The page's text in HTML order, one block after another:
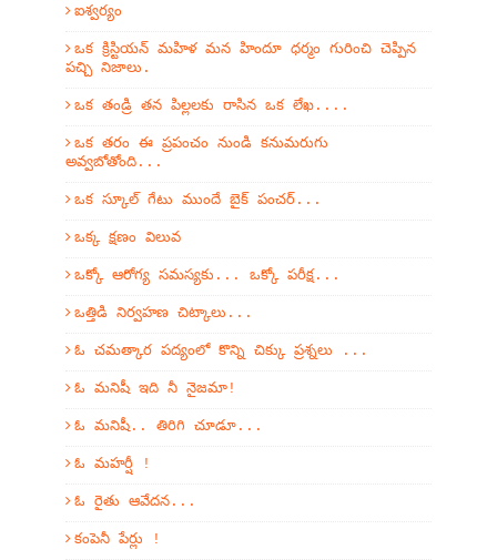
ఐశ్వర్యం
ఒక క్రిస్టియన్ మహిళ మన హిందూ ధర్మం గురించి చెప్పిన
పచ్చి నిజాలు.
ఒక తండ్రి తన పిల్లలకు రాసిన ఒక లేఖ....
ఒక తరం ఈ ప్రపంచం నుండి కనుమరుగు
అవ్వబోతోంది...
ఒక స్కూల్ గేటు ముందే బైక్ పంచర్...
ఒక్క క్షణం విలువ
ఒక్కో ఆరోగ్య సమస్యకు... ఒక్కో పరీక్ష...
ఒత్తిడి నిర్వహణ చిట్కాలు...
ఓ చమత్కార పద్యంలో కొన్ని చిక్కు ప్రశ్నలు ...
ఓ మనిషీ ఇది నీ నైజమా!
ఓ మనిషీ.. తిరిగి చూడూ...
ఓ మహర్షీ !
ఓ రైతు ఆవేదన...
కంపెనీ పేర్లు !